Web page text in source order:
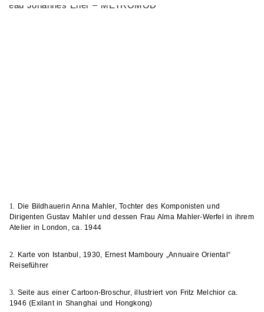
1.
Die Bildhauerin Anna Mahler, Tochter des Komponisten und
Dirigenten Gustav Mahler und dessen Frau Alma Mahler-Werfel in ihrem
Atelier in London, ca. 1944
2.
Karte von Istanbul, 1930, Ernest Mamboury „Annuaire Oriental“
Reiseführer
3. Seite aus einer Cartoon-Broschur, illustriert von Fritz Melchior ca.
1946 (Exilant in Shanghai und Hongkong)